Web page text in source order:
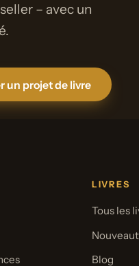
– avec un
un projet de livre
LIVRES
Tous les
Blog